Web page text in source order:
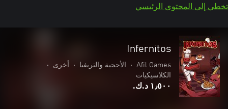
تخطي إلى المحتوى الرئيسي
Infernitos
Afil Games
• الأحجية والتريفيا • أخرى
•
الكلاسيكيات
١٫٥٠٠ د.ك.‏